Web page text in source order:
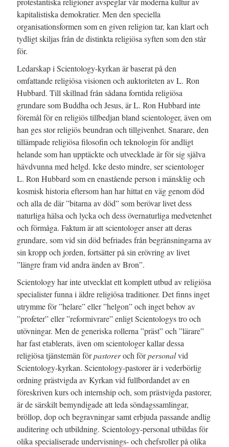
kapitalistiska demokratier. Men den speciella
organisationsformen som en given religion tar, kan klart och
tydligt skiljas från de distinkta religiösa syften som den står
för.
Ledarskap i Scientology-kyrkan är baserat på den
omfattande religiösa visionen och auktoriteten av L. Ron
Hubbard. Till skillnad från sådana forntida religiösa
grundare som Buddha och Jesus, är L. Ron Hubbard inte
föremål för en religiös tillbedjan bland scientologer, även om
han ges stor religiös beundran och tillgivenhet. Snarare, den
tillämpade religiösa filosofin och teknologin för andligt
helande som han upptäckte och utvecklade är för sig själva
hävdvunna med helgd. Icke desto mindre, ser scientologer
L. Ron Hubbard som en enastående person i mänsklig och
kosmisk historia eftersom han har hittat en väg genom död
och alla de där ”bitarna av död” som berövar livet dess
naturliga hälsa och lycka och dess övernaturliga medvetenhet
och förmåga. Faktum är att scientologer anser att deras
grundare, som vid sin död befriades från begränsningarna av
sin kropp och jorden, fortsätter på sin erövring av livet
”längre fram vid andra änden av Bron”.
Scientology har inte utvecklat ett komplett utbud av religiösa
specialister funna i äldre religiösa traditioner. Det finns inget
utrymme för ”helare” eller ”helgon” och inget behov av
”profeter” eller ”reformivrare” enligt Scientologys tro och
utövningar. Men de generiska rollerna ”präst” och ”lärare”
har fast etablerats, även om scientologer kallar dessa
religiösa tjänstemän förpastoreroch förpersonalvid
Scientology-kyrkan. Scientology-pastorer är i vederbörlig
ordning prästvigda av Kyrkan vid fullbordandet av en
föreskriven kurs och internship och, som prästvigda pastorer,
är de särskilt bemyndigade att leda söndagssamlingar,
bröllop, dop och begravningar samt erbjuda passande andlig
auditering och utbildning. Scientology-personal utbildas för
olika specialiserade undervisnings- och chefsroller på olika